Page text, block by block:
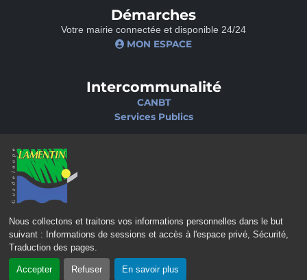
Nous collectons et traitons vos informations personnelles dans le but
suivant :
Informations de sessions et accès à l'espace privé, Sécurité,
Traduction des pages
Accepter Refuser En savoir plus
Démarches
Votre mairie connectée et disponible 24/24
MON ESPACE
Intercommunalité
CANBT
Services Publics
Ciné-Théâtre
CONTACT MENTIONS LÉGALES